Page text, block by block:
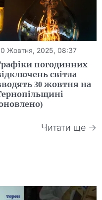
Жовтня, 2025, 08:37
погодинних
світла
30 жовтня на
Читати ще →